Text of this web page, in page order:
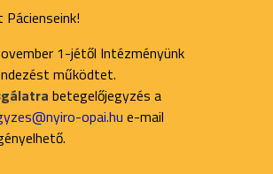
1-jétől Intézményünk
működtet.
betegelőjegyzés a
opai.hu e-mail